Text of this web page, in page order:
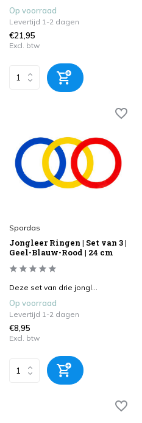
Op voorraad
Levertijd 1-2 dagen
€21,95
Excl. btw
Spordas
Jongleer Ringen | Set van 3 |
Geel-Blauw-Rood | 24 cm
Deze set van drie jongl...
Op voorraad
Levertijd 1-2 dagen
€8,95
Excl. btw